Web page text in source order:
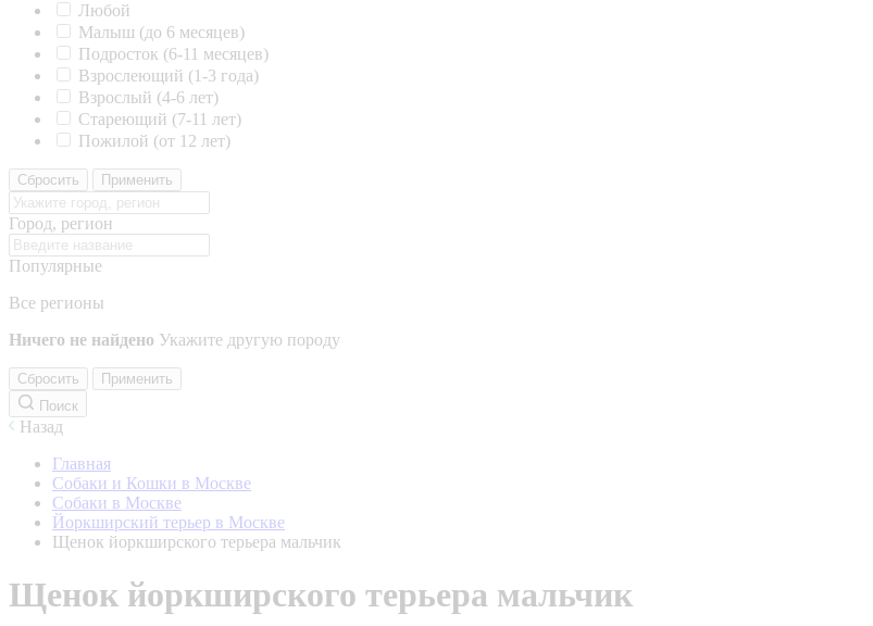
Любой
Малыш (до 6 месяцев)
Подросток (6-11 месяцев)
Взрослеющий (1-3 года)
Взрослый (4-6 лет)
Стареющий (7-11 лет)
Пожилой (от 12 лет)
Сбросить Применить
Город, регион
Популярные
Все регионы
Ничего не найдено Укажите другую породу
Сбросить
Применить
Поиск
Назад
Главная
Собаки и Кошки в Москве
Собаки в Москве
Йоркширский терьер в Москве
Щенок йоркширского терьера мальчик
Щенок йоркширского терьера мальчик